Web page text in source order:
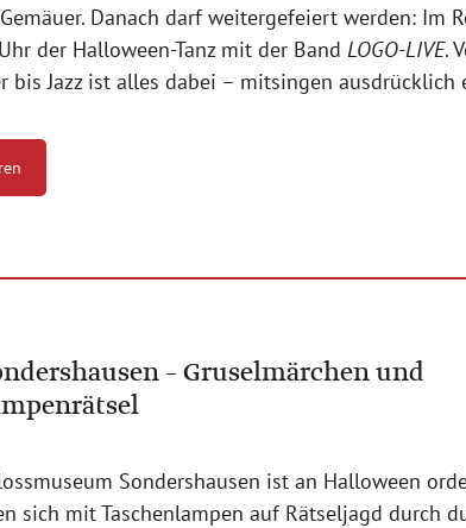
Danach darf weitergefeiert werden: Im
der Halloween-Tanz mit der Band LOGO-LIVE.
bis Jazz ist alles dabei – mitsingen ausdrücklich
– Gruselmärchen und
Sondershausen ist an Halloween
sich mit Taschenlampen auf Rätseljagd durch